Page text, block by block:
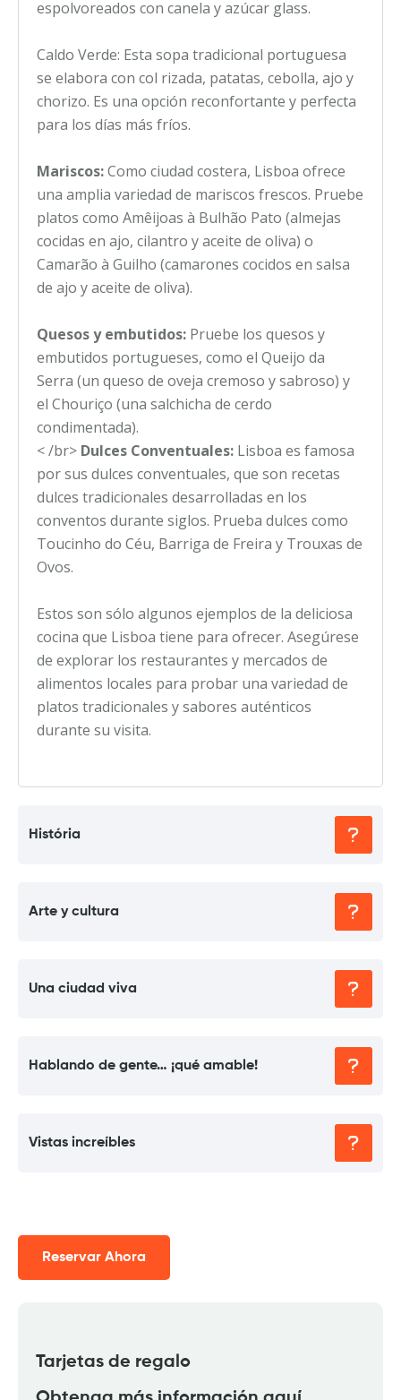
espolvoreados con canela y azúcar glass.
Caldo Verde: Esta sopa tradicional portuguesa
se elabora con col rizada, patatas, cebolla, ajo y
chorizo. Es una opción reconfortante y perfecta
para los días más fríos.
Mariscos:Como ciudad costera, Lisboa ofrece
una amplia variedad de mariscos frescos. Pruebe
platos como Amêijoas à Bulhão Pato (almejas
cocidas en ajo, cilantro y aceite de oliva) o
Camarão à Guilho (camarones cocidos en salsa
de ajo y aceite de oliva).
Quesos y embutidos: Pruebe los quesos y
embutidos portugueses, como el Queijo da
Serra (un queso de oveja cremoso y sabroso) y
el Chouriço (una salchicha de cerdo
condimentada).
< /br> Dulces Conventuales: Lisboa es famosa
por sus dulces conventuales, que son recetas
dulces tradicionales desarrolladas en los
conventos durante siglos. Prueba dulces como
Toucinho do Céu, Barriga de Freira y Trouxas de
Ovos.
Estos son sólo algunos ejemplos de la deliciosa
cocina que Lisboa tiene para ofrecer. Asegúrese
de explorar los restaurantes y mercados de
alimentos locales para probar una variedad de
platos tradicionales y sabores auténticos
durante su visita.
História
Arte y cultura
Una ciudad viva
Hablando de gente… ¡qué amable!
Vistas increíbles
Reservar Ahora
Tarjetas de regalo